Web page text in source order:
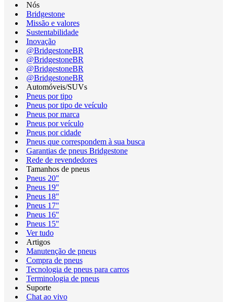
Nós
Bridgestone
Missão e valores
Sustentabilidade
Inovação
@BridgestoneBR
@BridgestoneBR
@BridgestoneBR
@BridgestoneBR
Automóveis/SUVs
Pneus por tipo
Pneus por tipo de veículo
Pneus por marca
Pneus por veículo
Pneus por cidade
Pneus que correspondem à sua busca
Garantias de pneus Bridgestone
Rede de revendedores
Tamanhos de pneus
Pneus 20"
Pneus 19"
Pneus 18"
Pneus 17"
Pneus 16"
Pneus 15"
Ver tudo
Artigos
Manutenção de pneus
Compra de pneus
Tecnologia de pneus para carros
Terminologia de pneus
Suporte
Chat ao vivo